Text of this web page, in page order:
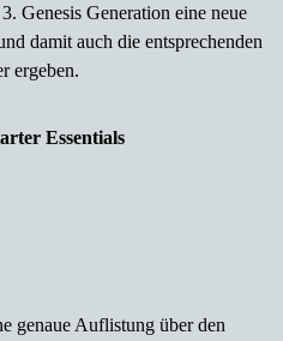
Genesis Generation eine neue
damit auch die entsprechenden
ergeben.
Essentials
genaue Auflistung über den